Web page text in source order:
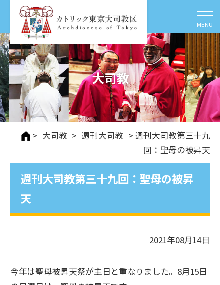
大司教
> 大司教 > 週刊⼤司教 > 週刊大司教第三十九
回：聖母の被昇天
週刊大司教第三十九回：聖母の被昇
天
2021年08月14日
今年は聖母被昇天祭が主日と重なりました。8月15日